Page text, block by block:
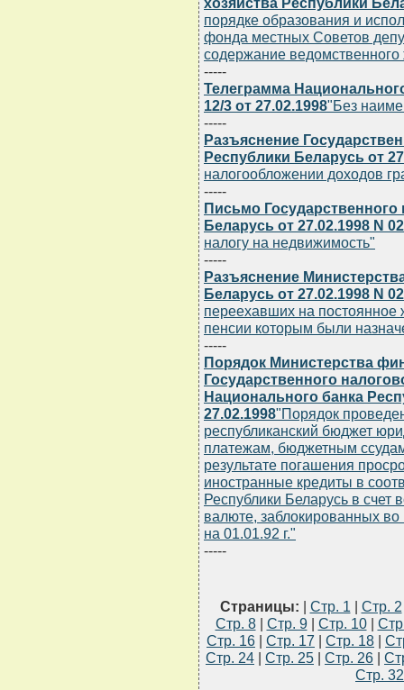
порядке образования и
фонда местных Советов
содержание
-----
Телеграмма
12/3 от 27.02.1998"Без
-----
Разъяснение
Республики Беларусь от
налогообложении доходов
-----
Письмо Государственного
Беларусь от 27.02.1998 N
налогу на недвижимость"
-----
Разъяснение
Беларусь от 27.02.1998 N
переехавших на постоянное
пенсии которым были
-----
Порядок Министерства
Государственного
Национального банка
27.02.1998"Порядок
республиканский бюджет
платежам, бюджетным
результате погашения
иностранные кредиты в
Республики Беларусь в
валюте, заблокированных
на 01.01.92 г."
-----
Страницы: | Стр. 1 | Стр. 2
Стр. 8| Стр. 9| Стр. 10|
Стр. 16 | Стр. 17 | Стр. 18 |
Стр. 24 | Стр. 25 | Стр. 26 |
Стр. 32